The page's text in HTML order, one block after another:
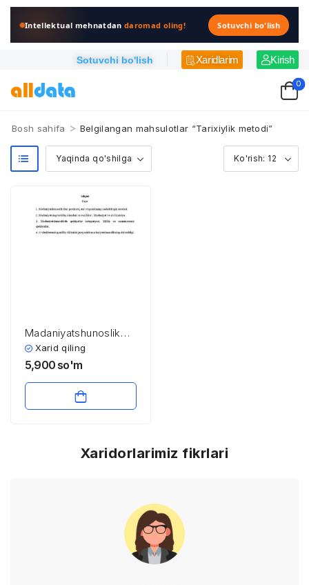
Intellektual mehnatdandaromad oling! Sotuvchi bo'lish
Sotuvchi bo'lish Xaridlarim Kirish
0
Bosh sahifa > Belgilangan mahsulotlar “Tarixiylik metodi”
Madaniyatshunoslik
fanining predmeti va
vazifalari. Madaniyat
Xarid qiling
5,900 so'm
Xaridorlarimiz fikrlari